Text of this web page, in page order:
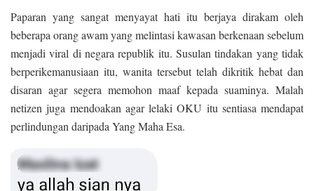
Paparan yang sangat menyayat hati itu berjaya dirakam oleh
beberapa orang awam yang melintasi kawasan berkenaan sebelum
menjadi viral di negara republik itu. Susulan tindakan yang tidak
berperikemanusiaan itu, wanita tersebut telah dikritik hebat dan
disaran agar segera memohon maaf kepada suaminya. Malah
netizen juga mendoakan agar lelaki OKU itu sentiasa mendapat
perlindungan daripada Yang Maha Esa.